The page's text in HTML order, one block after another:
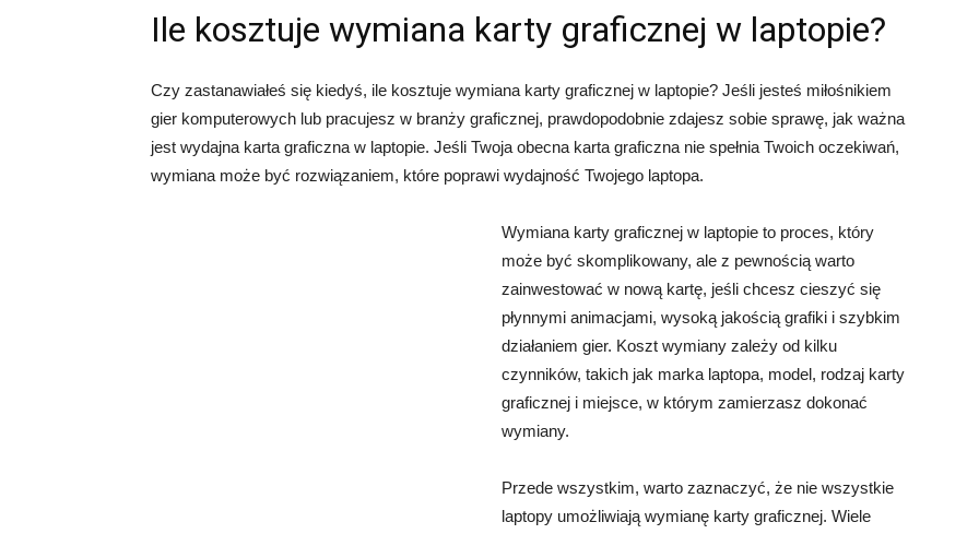
Ile kosztuje wymiana karty graficznej w laptopie?
Czy zastanawiałeś się kiedyś, ile kosztuje wymiana karty graficznej w laptopie? Jeśli jesteś miłośnikiem
gier komputerowych lub pracujesz w branży graficznej, prawdopodobnie zdajesz sobie sprawę, jak ważna
jest wydajna karta graficzna w laptopie. Jeśli Twoja obecna karta graficzna nie spełnia Twoich oczekiwań,
wymiana może być rozwiązaniem, które poprawi wydajność Twojego laptopa.
Wymiana karty graficznej w laptopie to proces, który
może być skomplikowany, ale z pewnością warto
zainwestować w nową kartę, jeśli chcesz cieszyć się
płynnymi animacjami, wysoką jakością grafiki i szybkim
działaniem gier. Koszt wymiany zależy od kilku
czynników, takich jak marka laptopa, model, rodzaj karty
graficznej i miejsce, w którym zamierzasz dokonać
wymiany.
Przede wszystkim, warto zaznaczyć, że nie wszystkie
laptopy umożliwiają wymianę karty graficznej. Wiele